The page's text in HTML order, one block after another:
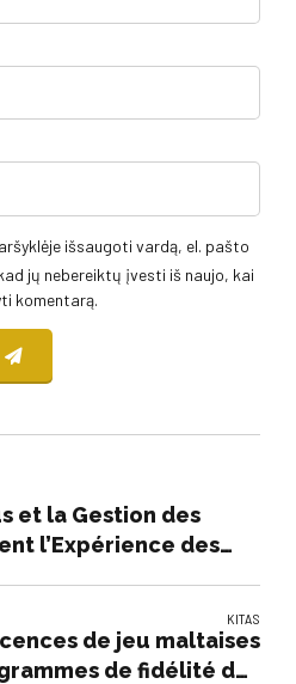
išsaugoti vardą, el. pašto
jų nebereiktų įvesti iš naujo, kai
komentarą.
et la Gestion des
l’Expérience des
KITAS
de jeu maltaises
de fidélité des